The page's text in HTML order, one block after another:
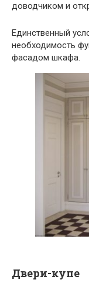
доводчиком и
Единственный
необходимость
фасадом шкафа.
Двери-купе